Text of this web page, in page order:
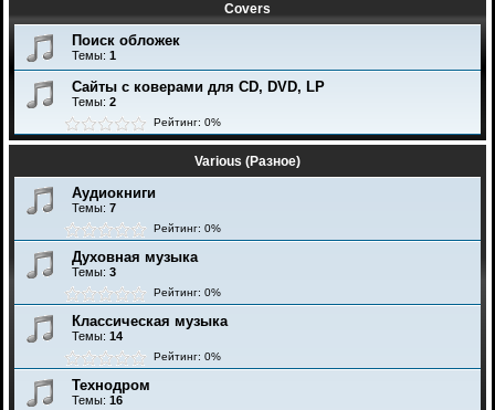
Covers
Поиск обложек
Темы: 1
Сайты с коверами для CD, DVD, LP
Темы: 2
Рейтинг: 0%
Various (Разное)
Аудиокниги
Темы: 7
Рейтинг: 0%
Духовная музыка
Темы: 3
Рейтинг: 0%
Классическая музыка
Темы: 14
Рейтинг: 0%
Технодром
Темы: 16